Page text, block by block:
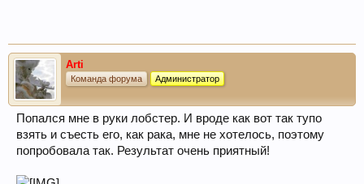
Arti
Команда форума Администратор
Попался мне в руки лобстер. И вроде как вот так тупо
взять и съесть его, как рака, мне не хотелось, поэтому
попробовала так. Результат очень приятный!